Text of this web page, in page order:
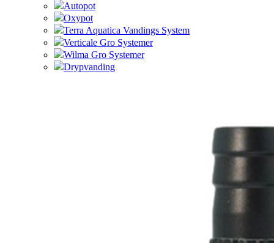
Autopot
Oxypot
Terra Aquatica Vandings System
Verticale Gro Systemer
Wilma Gro Systemer
Drypvanding